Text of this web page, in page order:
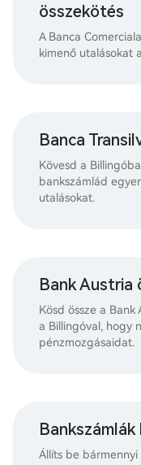
összekötés
A Banca
kimenő utalásokat
Banca
Kövesd a
bankszámlád
utalásokat.
Bank Austria
Kösd össze a
a Billingóval, hogy
pénzmozgásaidat.
Bankszámlák
Állíts be